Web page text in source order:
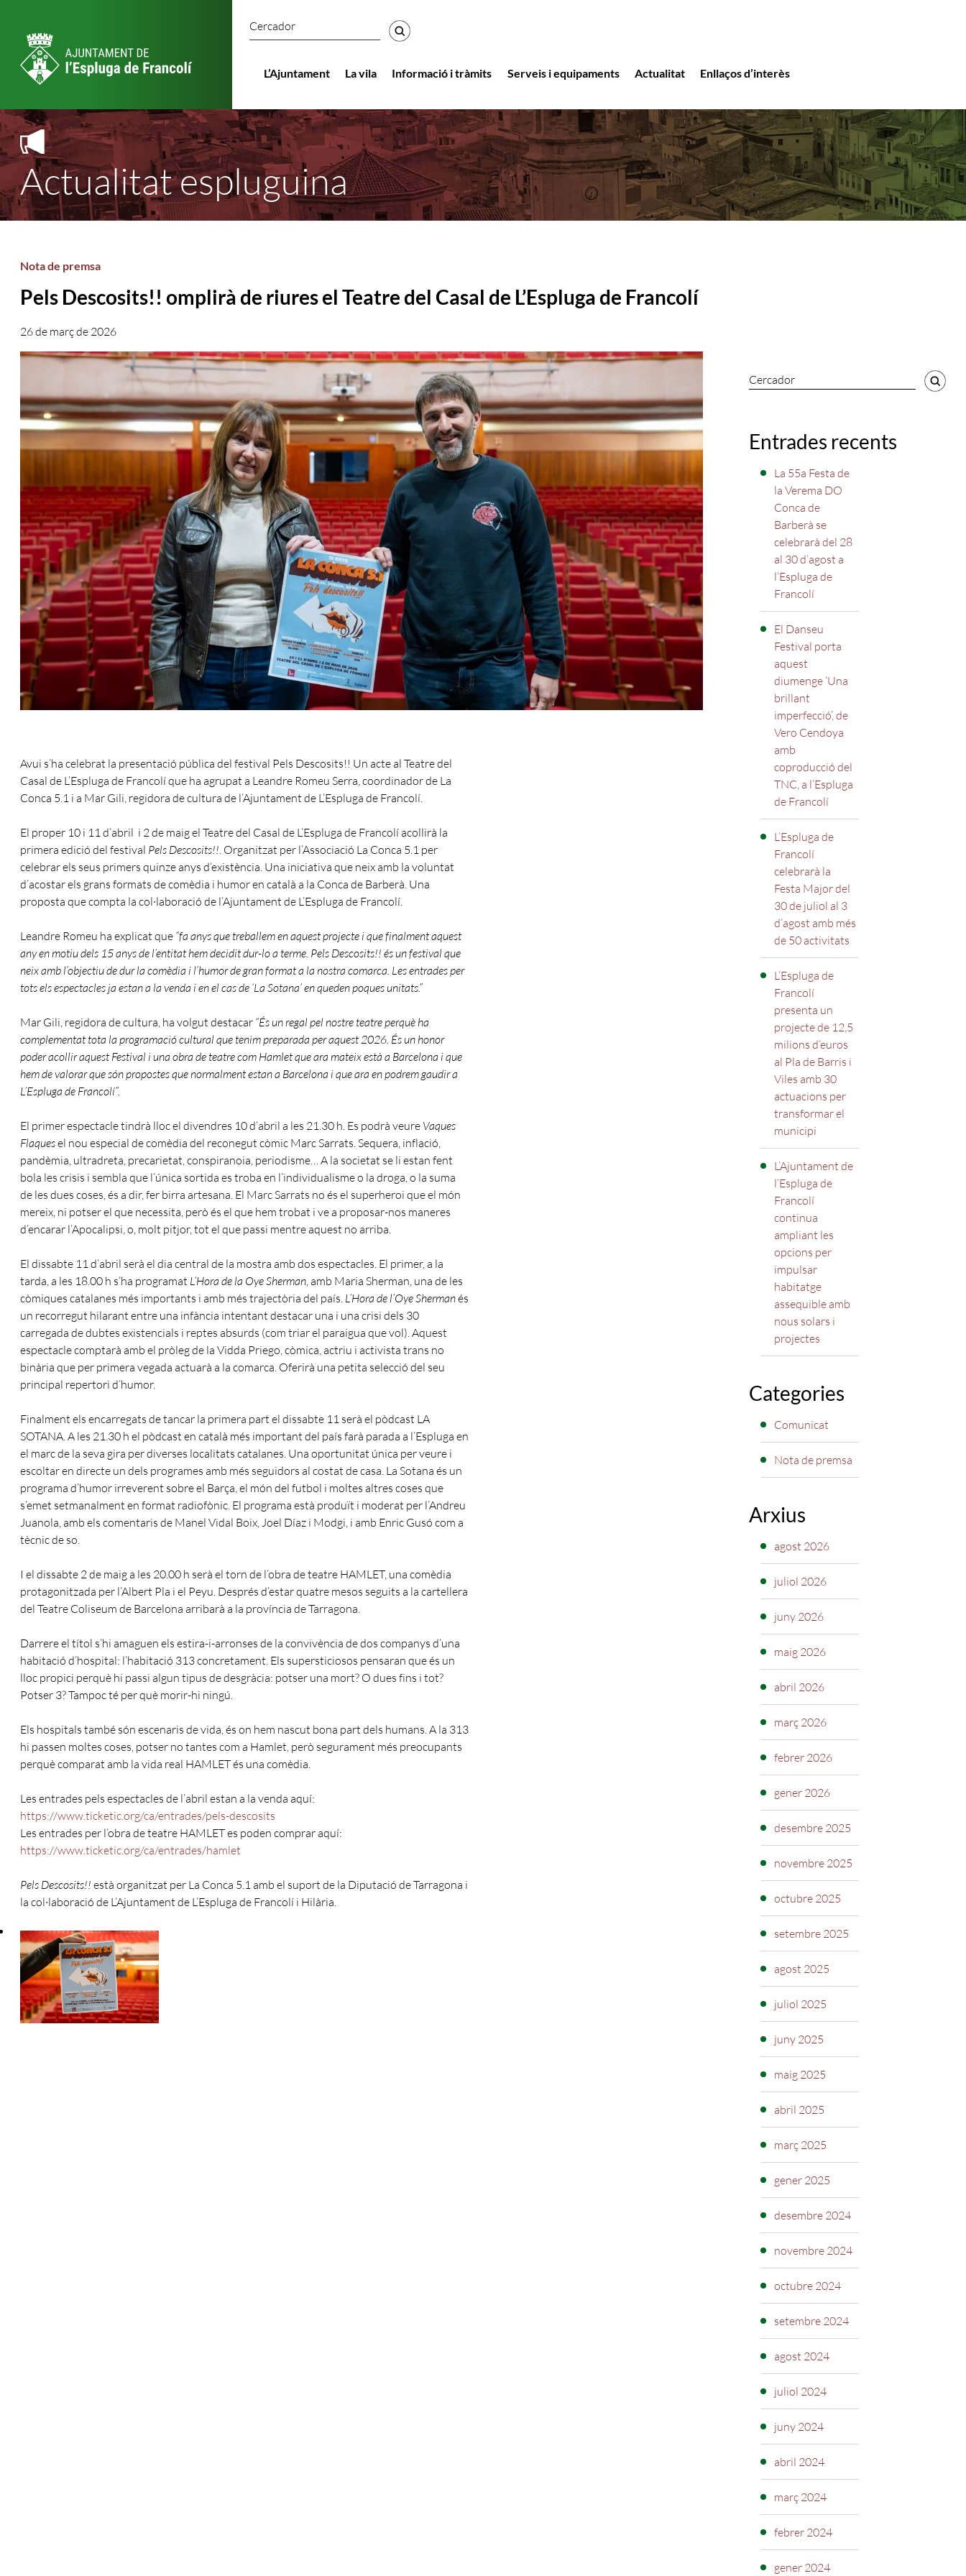
Cercador
L’Ajuntament La vila Informació i tràmits Serveis i equipaments Actualitat Enllaços d’interès
Actualitat espluguina
Nota de premsa
Pels Descosits!! omplirà de riures el Teatre del Casal de L’Espluga de Francolí
26 de març de 2026
Avui s’ha celebrat la presentació pública del festival Pels Descosits!! Un acte al Teatre del
Casal de L’Espluga de Francolí que ha agrupat a Leandre Romeu Serra, coordinador de La
Conca 5.1 i a Mar Gili, regidora de cultura de l’Ajuntament de L’Espluga de Francolí.
El proper 10 i 11 d’abril i 2 de maig el Teatre del Casal de L’Espluga de Francolí acollirà la
primera edició del festival Pels Descosits!!. Organitzat per l’Associació La Conca 5.1 per
celebrar els seus primers quinze anys d’existència. Una iniciativa que neix amb la voluntat
d’acostar els grans formats de comèdia i humor en català a la Conca de Barberà. Una
proposta que compta la col·laboració de l’Ajuntament de L’Espluga de Francolí.
Leandre Romeu ha explicat que “fa anys que treballem en aquest projecte i que finalment aquest
any en motiu dels 15 anys de l’entitat hem decidit dur-lo a terme. Pels Descosits!! és un festival que
neix amb l’objectiu de dur la comèdia i l’humor de gran format a la nostra comarca. Les entrades per
tots els espectacles ja estan a la venda i en el cas de ‘La Sotana’ en queden poques unitats.”
Mar Gili, regidora de cultura, ha volgut destacar “És un regal pel nostre teatre perquè ha
complementat tota la programació cultural que tenim preparada per aquest 2026. És un honor
poder acollir aquest Festival i una obra de teatre com Hamlet que ara mateix està a Barcelona i que
hem de valorar que són propostes que normalment estan a Barcelona i que ara en podrem gaudir a
L’Espluga de Francolí”.
El primer espectacle tindrà lloc el divendres 10 d’abril a les 21.30 h. Es podrà veure Vaques
Flaquesel nou especial de comèdia del reconegut còmic Marc Sarrats. Sequera, inflació,
pandèmia, ultradreta, precarietat, conspiranoia, periodisme… A la societat se li estan fent
bola les crisis i sembla que l’única sortida es troba en l’individualisme o la droga, o la suma
de les dues coses, és a dir, fer birra artesana. El Marc Sarrats no és el superheroi que el món
mereix, ni potser el que necessita, però és el que hem trobat i ve a proposar-nos maneres
d’encarar l’Apocalipsi, o, molt pitjor, tot el que passi mentre aquest no arriba.
El dissabte 11 d’abril serà el dia central de la mostra amb dos espectacles. El primer, a la
tarda, a les 18.00 h s’ha programat L’Hora de la Oye Sherman, amb Maria Sherman, una de les
còmiques catalanes més importants i amb més trajectòria del país. L’Hora de l’Oye Shermanés
un recorregut hilarant entre una infància intentant destacar una i una crisi dels 30
carregada de dubtes existencials i reptes absurds (com triar el paraigua que vol). Aquest
espectacle comptarà amb el pròleg de la Vidda Priego, còmica, actriu i activista trans no
binària que per primera vegada actuarà a la comarca. Oferirà una petita selecció del seu
principal repertori d’humor.
Finalment els encarregats de tancar la primera part el dissabte 11 serà el pòdcast LA
SOTANA. A les 21.30 h el pòdcast en català més important del país farà parada a l’Espluga en
el marc de la seva gira per diverses localitats catalanes. Una oportunitat única per veure i
escoltar en directe un dels programes amb més seguidors al costat de casa. La Sotana és un
programa d’humor irreverent sobre el Barça, el món del futbol i moltes altres coses que
s’emet setmanalment en format radiofònic. El programa està produït i moderat per l’Andreu
Juanola, amb els comentaris de Manel Vidal Boix, Joel Díaz i Modgi, i amb Enric Gusó com a
tècnic de so.
I el dissabte 2 de maig a les 20.00 h serà el torn de l’obra de teatre HAMLET, una comèdia
protagonitzada per l’Albert Pla i el Peyu. Després d’estar quatre mesos seguits a la cartellera
del Teatre Coliseum de Barcelona arribarà a la província de Tarragona.
Darrere el títol s’hi amaguen els estira-i-arronses de la convivència de dos companys d’una
habitació d’hospital: l’habitació 313 concretament. Els supersticiosos pensaran que és un
lloc propici perquè hi passi algun tipus de desgràcia: potser una mort? O dues fins i tot?
Potser 3? Tampoc té per què morir-hi ningú.
Els hospitals també són escenaris de vida, és on hem nascut bona part dels humans. A la 313
hi passen moltes coses, potser no tantes com a Hamlet, però segurament més preocupants
perquè comparat amb la vida real HAMLET és una comèdia.
Les entrades pels espectacles de l’abril estan a la venda aquí:
https://www.ticketic.org/ca/entrades/pels-descosits
Les entrades per l’obra de teatre HAMLET es poden comprar aquí:
https://www.ticketic.org/ca/entrades/hamlet
Pels Descosits!! està organitzat per La Conca 5.1 amb el suport de la Diputació de Tarragona i
la col·laboració de L’Ajuntament de L’Espluga de Francolí i Hilària.
Cercador
Entrades recents
La 55a Festa de
la Verema DO
Conca de
Barberà se
celebrarà del 28
al 30 d’agost a
l’Espluga de
Francolí
El Danseu
Festival porta
aquest
diumenge ‘Una
brillant
imperfecció’, de
Vero Cendoya
amb
coproducció del
TNC, a l’Espluga
de Francolí
L’Espluga de
Francolí
celebrarà la
Festa Major del
30 de juliol al 3
d’agost amb més
de 50 activitats
L’Espluga de
Francolí
presenta un
projecte de 12,5
milions d’euros
al Pla de Barris i
Viles amb 30
actuacions per
transformar el
municipi
L’Ajuntament de
l’Espluga de
Francolí
continua
ampliant les
opcions per
impulsar
habitatge
assequible amb
nous solars i
projectes
Categories
Comunicat
Nota de premsa
Arxius
agost 2026
juliol 2026
juny 2026
maig 2026
abril 2026
març 2026
febrer 2026
gener 2026
desembre 2025
novembre 2025
octubre 2025
setembre 2025
agost 2025
juliol 2025
juny 2025
maig 2025
abril 2025
març 2025
gener 2025
desembre 2024
novembre 2024
octubre 2024
setembre 2024
agost 2024
juliol 2024
juny 2024
abril 2024
març 2024
febrer 2024
gener 2024